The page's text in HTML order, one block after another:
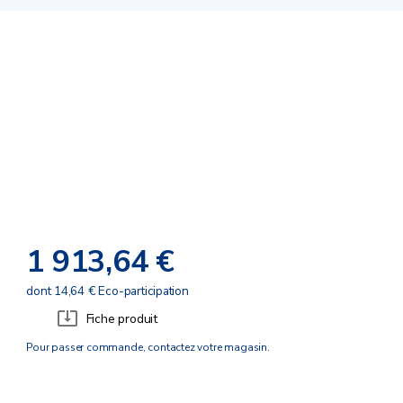
1 913,64 €
dont 14,64 € Eco-participation
Fiche produit
Pour passer commande, contactez votre magasin.